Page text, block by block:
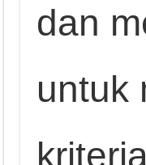
dan
untuk